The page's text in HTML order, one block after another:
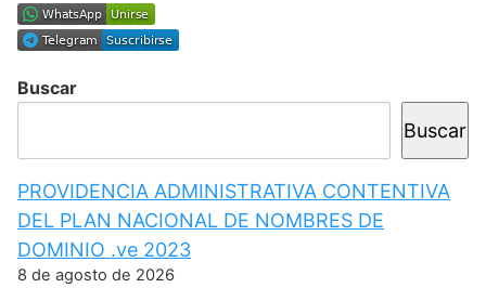
Buscar
Buscar
PROVIDENCIA ADMINISTRATIVA CONTENTIVA
DEL PLAN NACIONAL DE NOMBRES DE
DOMINIO .ve 2023
8 de agosto de 2026